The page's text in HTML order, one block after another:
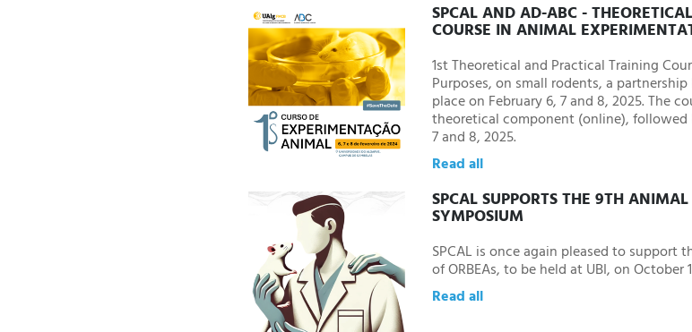
SPCAL AND AD-ABC -
COURSE IN ANIMAL
1st Theoretical and Practical Training
Purposes, on small rodents, a
place on February 6, 7 and 8, 2025. The
theoretical component (online),
7 and 8, 2025.
Read all
SPCAL SUPPORTS THE 9TH
SYMPOSIUM
SPCAL is once again pleased to
of ORBEAs, to be held at UBI, on October
Read all